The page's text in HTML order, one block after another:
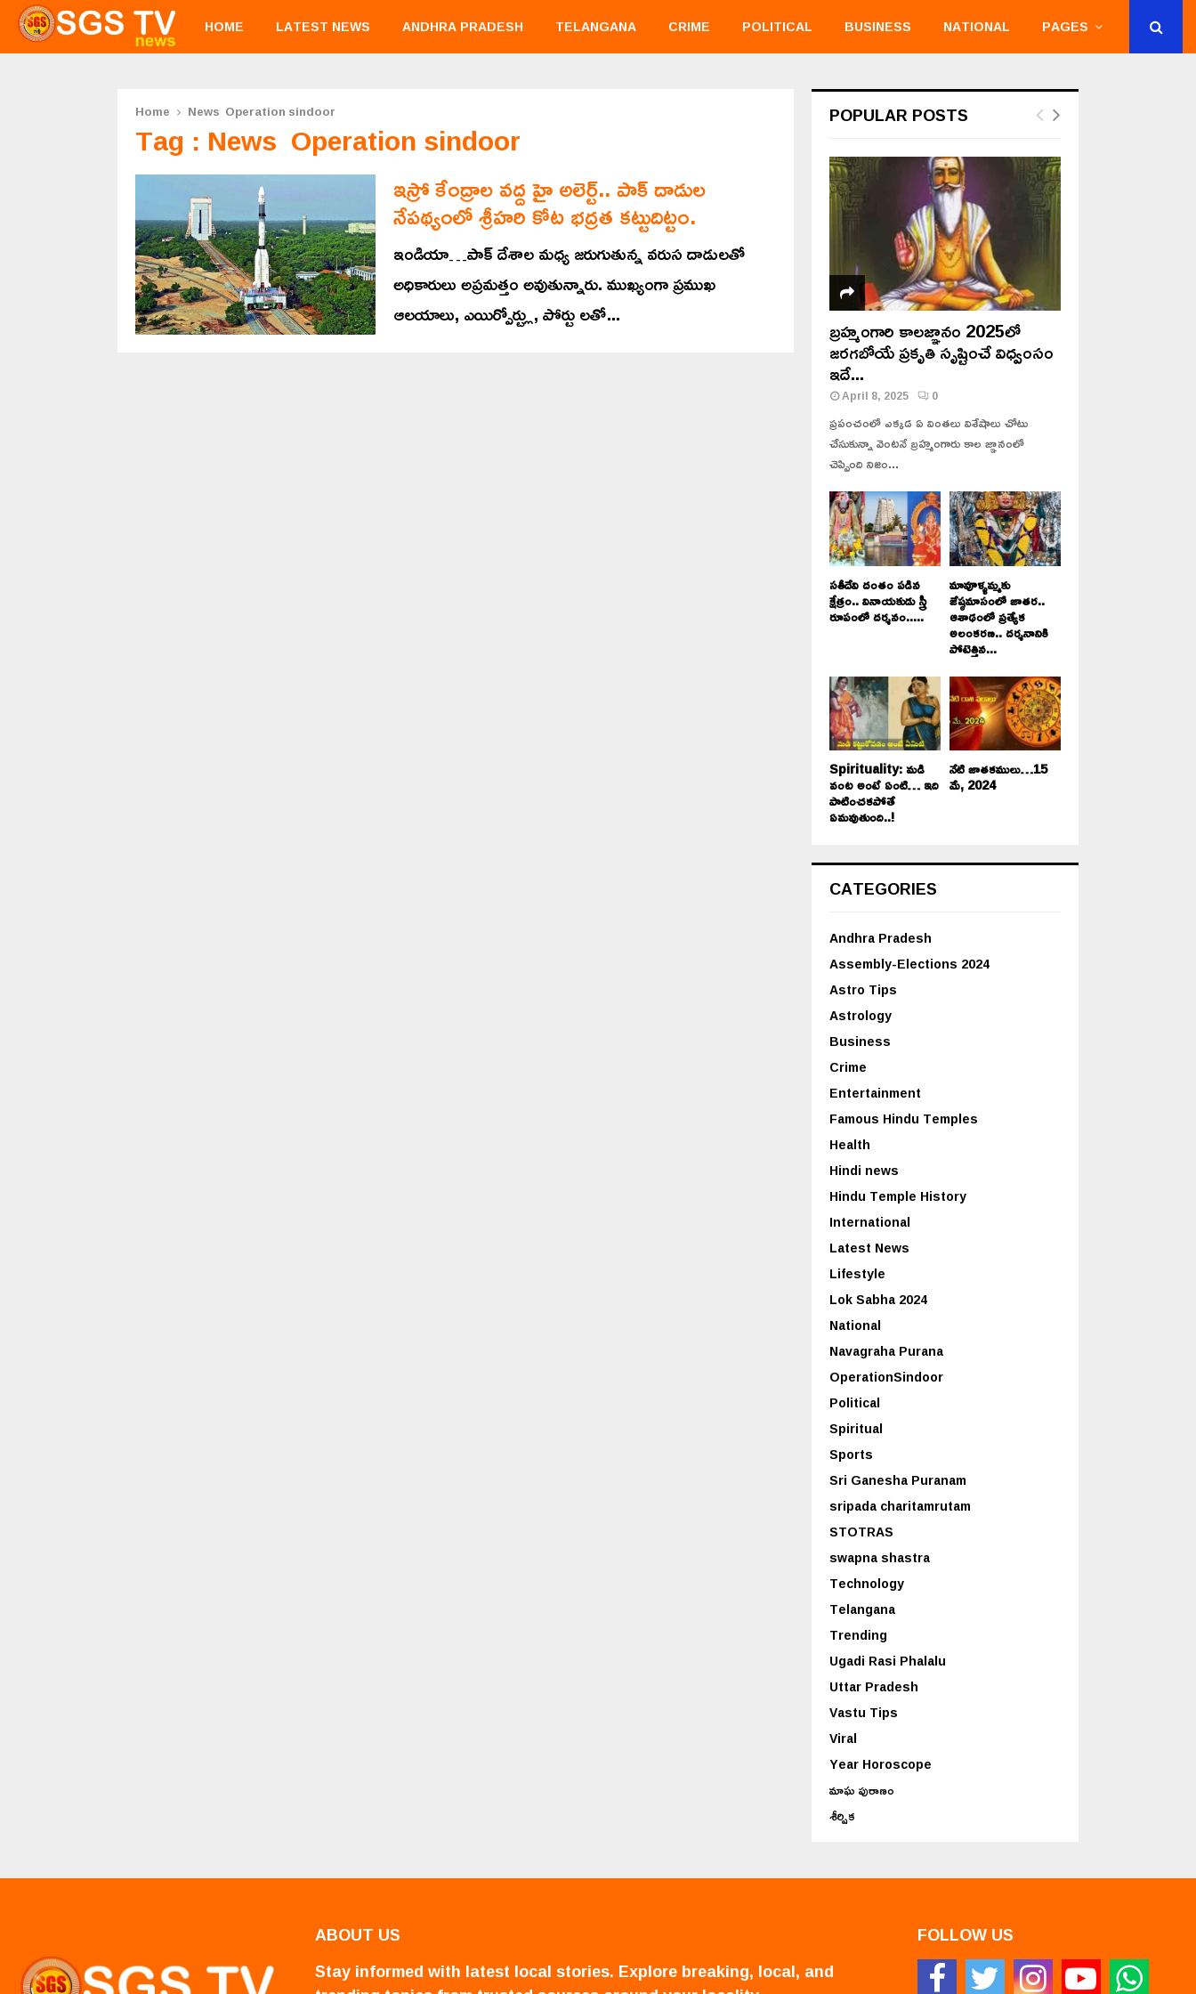
HOME LATEST NEWS ANDHRA PRADESH TELANGANA CRIME POLITICAL BUSINESS NATIONAL PAGES
Home News Operation sindoor
Tag : News Operation sindoor
ఇస్రో కేంద్రాల వద్ద హై అలెర్ట్.. పాక్ దాడుల
నేపథ్యంలో శ్రీహరి కోట భద్రత కట్టుదిట్టం.
ఇండియా…పాక్ దేశాల మధ్య జరుగుతున్న వరుస దాడులతో
అధికారులు అప్రమత్తం అవుతున్నారు. ముఖ్యంగా ప్రముఖ
ఆలయాలు, ఎయిర్పోర్ట్లు, పోర్టు లతో...
POPULAR POSTS
బ్రహ్మంగారి కాలజ్ఞానం 2025లో
జరగబోయే ప్రకృతి సృష్టించే విధ్వంసం
ఇదే...
April 8, 2025 0
ప్రపంచంలో ఎక్కడ ఏ వింతలు విశేషాలు చోటు
చేసుకున్నా వెంటనే బ్రహ్మంగారు కాల జ్ఞానంలో
చెప్పింది నిజం...
సతీదేవి దంతం పడిన
క్షేత్రం.. వినాయకుడు స్త్రీ
రూపంలో దర్శనం.....
మావూళ్ళమ్మకు
జేష్ఠమాసంలో జాతర..
ఆశాఢంలో ప్రత్యేక
అలంకరణ.. దర్శనానికి
పోటెత్తిన...
Spirituality: మడి
వంట అంటే ఏంటి… ఇది
పాటించకపోతే
ఏమవుతుంది..!
నేటి జాతకములు…15
మే, 2024
CATEGORIES
Andhra Pradesh
Assembly-Elections 2024
Astro Tips
Astrology
Business
Crime
Entertainment
Famous Hindu Temples
Health
Hindi news
Hindu Temple History
International
Latest News
Lifestyle
Lok Sabha 2024
National
Navagraha Purana
OperationSindoor
Political
Spiritual
Sports
Sri Ganesha Puranam
sripada charitamrutam
STOTRAS
swapna shastra
Technology
Telangana
Trending
Ugadi Rasi Phalalu
Uttar Pradesh
Vastu Tips
Viral
Year Horoscope
మాఘ పురాణం
శీర్షిక
ABOUT US
Stay informed with latest local stories. Explore breaking, local, and
FOLLOW US